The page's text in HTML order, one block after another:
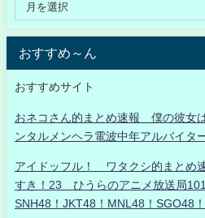
おすすめ～ん
おすすめサイト
おネコさん的まとめ速報 僕の彼女
ンタルメンヘラ電波中年アルバイタ
アイドッフル！ ワタクシ的まとめ
すき！23 ひうらのアニメ放送局
SNH48！JKT48！MNL48！SGO48